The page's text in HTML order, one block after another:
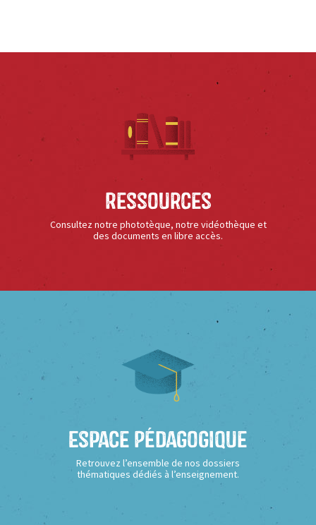
Ressources
Consultez notre phototèque, notre vidéothèque et
des documents en libre accès.
Espace Pédagogique
Retrouvez l’ensemble de nos dossiers
thématiques dédiés à l’enseignement.